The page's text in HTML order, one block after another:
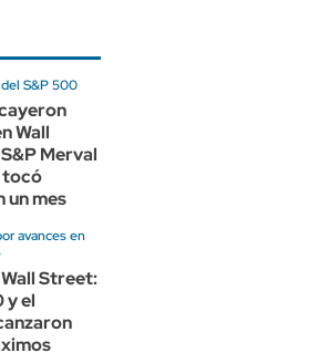
S&P 500
Wall
Merval
tocó
un mes
avances en
Street:
y el